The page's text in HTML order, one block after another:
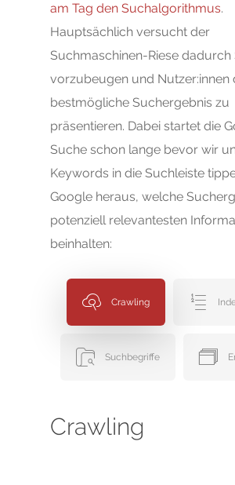
am Tag den Suchalgorithmus.
Hauptsächlich versucht der
Suchmaschinen-Riese dadurch
vorzubeugen und Nutzer:innen
bestmögliche Suchergebnis zu
präsentieren. Dabei startet die
Suche schon lange bevor wir
Keywords in die Suchleiste
Google heraus, welche
potenziell relevantesten
beinhalten:
Crawling
Suchbegriffe
Crawling